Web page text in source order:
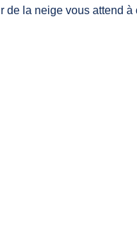
de la neige vous attend à